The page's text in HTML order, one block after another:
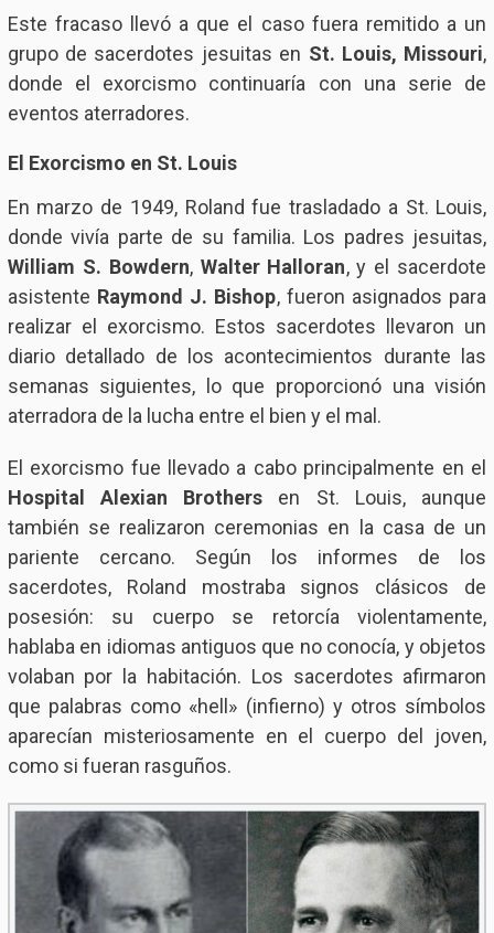
Este fracaso llevó a que el caso fuera remitido a un
grupo de sacerdotes jesuitas en St. Louis, Missouri,
donde el exorcismo continuaría con una serie de
eventos aterradores.
El Exorcismo en St. Louis
En marzo de 1949, Roland fue trasladado a St. Louis,
donde vivía parte de su familia. Los padres jesuitas,
William S. Bowdern, Walter Halloran, y el sacerdote
asistente Raymond J. Bishop, fueron asignados para
realizar el exorcismo. Estos sacerdotes llevaron un
diario detallado de los acontecimientos durante las
semanas siguientes, lo que proporcionó una visión
aterradora de la lucha entre el bien y el mal.
El exorcismo fue llevado a cabo principalmente en el
Hospital Alexian Brothers en St. Louis, aunque
también se realizaron ceremonias en la casa de un
pariente cercano. Según los informes de los
sacerdotes, Roland mostraba signos clásicos de
posesión: su cuerpo se retorcía violentamente,
hablaba en idiomas antiguos que no conocía, y objetos
volaban por la habitación. Los sacerdotes afirmaron
que palabras como «hell» (infierno) y otros símbolos
aparecían misteriosamente en el cuerpo del joven,
como si fueran rasguños.